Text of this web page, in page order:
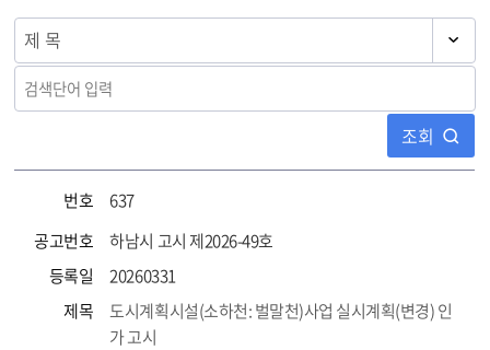
조회
번호
637
공고번호
하남시 고시 제2026-49호
등록일
20260331
제목
도시계획시설(소하천: 벌말천)사업 실시계획(변경) 인
가 고시